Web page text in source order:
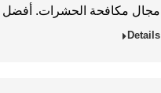
مجال مكافحة الحشرات. أفضل 6 نصائح…
Details